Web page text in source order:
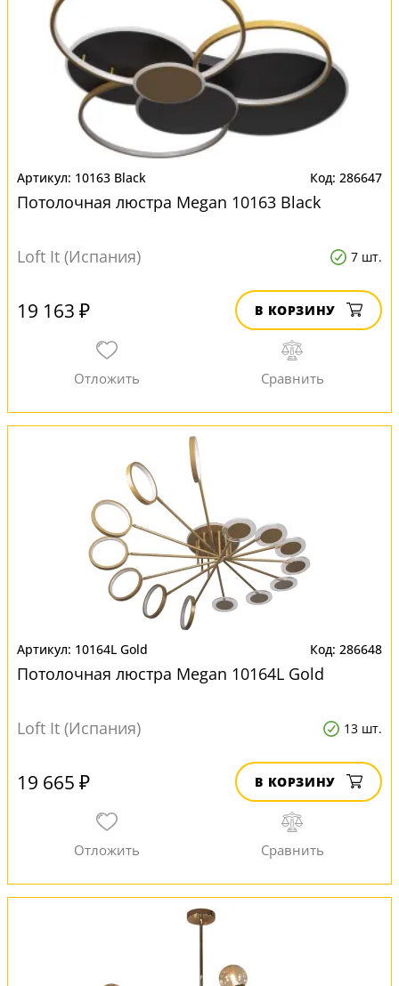
10163 Black 286647
Потолочная люстра Megan 10163 Black
Loft It (Испания) 7 шт.
19 163 ₽ В КОРЗИНУ
10164L Gold 286648
Потолочная люстра Megan 10164L Gold
Loft It (Испания) 13 шт.
19 665 ₽ В КОРЗИНУ